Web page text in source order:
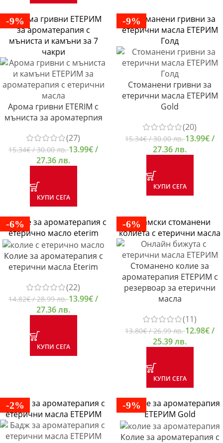
-9%
Арома гривни ETERIM с
мъниста за ароматерпия
(27)
15.34€/ 30.00 лв.13.99€/
27.36 лв.
КУПИ СЕГА
-9%
Стоманени гривни за
етерични масла ЕТЕРИМ
Gold
(20)
15.34€/ 30.00 лв.13.99€/
27.36 лв.
КУПИ СЕГА
-6%
Колие за ароматерапия с
етерични масла Eterim
(22)
14.82€/ 28.99 лв.13.99€/
27.36 лв.
КУПИ СЕГА
-6%
Стоманено колие за
ароматерапия ЕТЕРИМ с
резервоар за етерични
масла
(11)
13.80€/ 26.99 лв.12.98€/
25.39 лв.
КУПИ СЕГА
-2% -9%
Колие за ароматерапия с